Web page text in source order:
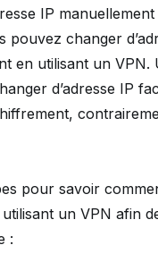
IP
pouvez changer
en utilisant un VPN.
d’adresse IP
pour savoir
utilisant un VPN afin
: